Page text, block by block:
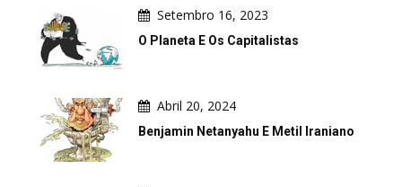
Setembro 16, 2023
O Planeta E Os Capitalistas
Abril 20, 2024
Benjamin Netanyahu E Metil Iraniano